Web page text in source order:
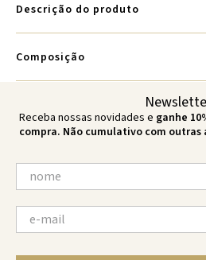
Descrição do produto
Composição
Receba nossas novidades e ganhe
compra. Não cumulativo com outras